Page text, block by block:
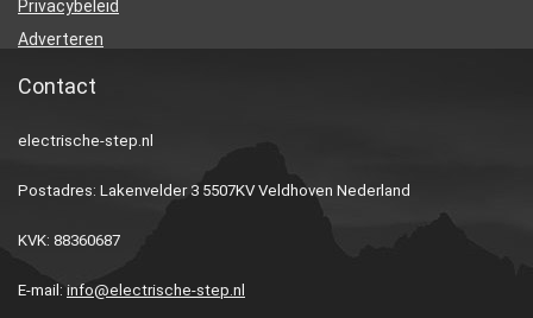
Privacybeleid
Adverteren
Contact
electrische-step.nl
Postadres: Lakenvelder 3 5507KV Veldhoven Nederland
KVK: 88360687
E-mail: info@electrische-step.nl